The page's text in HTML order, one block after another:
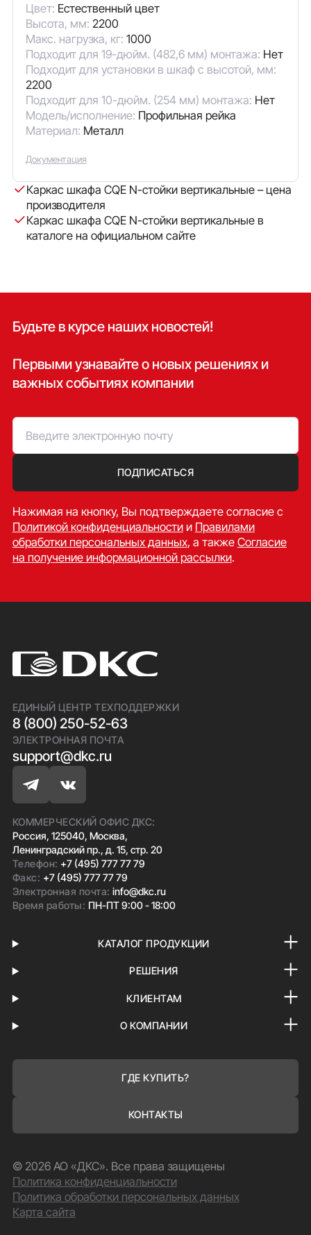
Цвет: Естественный цвет
Высота, мм: 2200
Макс. нагрузка, кг: 1000
Подходит для 19-дюйм. (482,6 мм) монтажа: Нет
Подходит для установки в шкаф с высотой, мм:
2200
Подходит для 10-дюйм. (254 мм) монтажа: Нет
Модель/исполнение: Профильная рейка
Материал: Металл
Документация
Каркас шкафа CQE N-стойки вертикальные – цена
производителя
Каркас шкафа CQE N-стойки вертикальные в
каталоге на официальном сайте
Будьте в курсе наших новостей!
Первыми узнавайте о новых решениях и
важных событиях компании
ПОДПИСАТЬСЯ
Нажимая на кнопку, Вы подтверждаете согласие c
Политикой конфиденциальностии Правилами
обработки персональных данных, а также Согласие
на получение информационной рассылки.
ЕДИНЫЙ ЦЕНТР ТЕХПОДДЕРЖКИ
8 (800) 250-52-63
ЭЛЕКТРОННАЯ ПОЧТА
support@dkc.ru
КОММЕРЧЕСКИЙ ОФИС ДКС:
Россия, 125040, Москва,
Ленинградский пр., д. 15, стр. 20
Телефон: +7 (495) 777 77 79
Факс: +7 (495) 777 77 79
Электронная почта:info@dkc.ru
Время работы: ПН-ПТ 9:00 - 18:00
КАТАЛОГ ПРОДУКЦИИ
РЕШЕНИЯ
КЛИЕНТАМ
О КОМПАНИИ
ГДЕ КУПИТЬ?
КОНТАКТЫ
© 2026 АО «ДКС». Все права защищены
Политика конфиденциальности
Политика обработки персональных данных
Карта сайта